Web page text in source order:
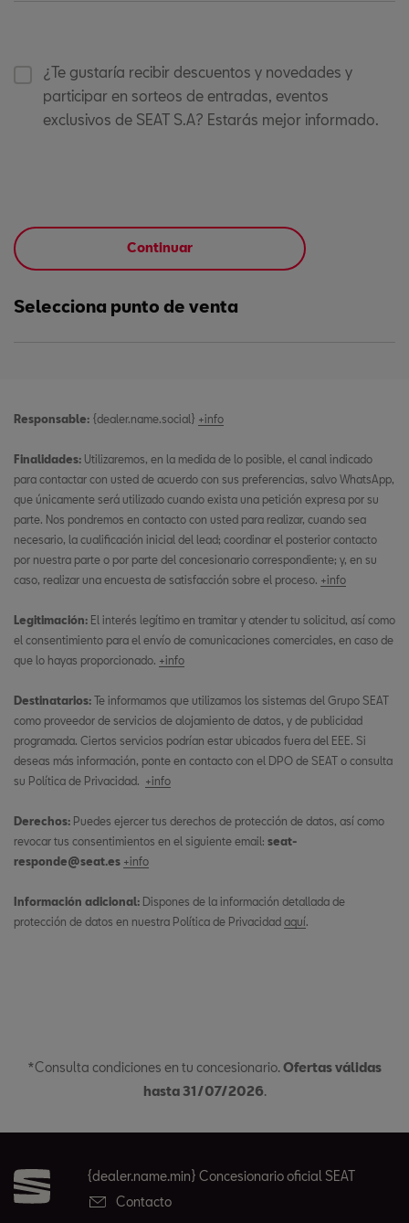
¿Te gustaría recibir descuentos y novedades y
participar en sorteos de entradas, eventos
exclusivos de SEAT S.A? Estarás mejor informado.
Continuar
Selecciona punto de venta
Responsable: {dealer.name.social} +info
Finalidades: Utilizaremos, en la medida de lo posible, el canal indicado
para contactar con usted de acuerdo con sus preferencias, salvo WhatsApp,
que únicamente será utilizado cuando exista una petición expresa por su
parte. Nos pondremos en contacto con usted para realizar, cuando sea
necesario, la cualificación inicial del lead; coordinar el posterior contacto
por nuestra parte o por parte del concesionario correspondiente; y, en su
caso, realizar una encuesta de satisfacción sobre el proceso. +info
Legitimación: El interés legítimo en tramitar y atender tu solicitud, así como
el consentimiento para el envío de comunicaciones comerciales, en caso de
que lo hayas proporcionado. +info
Destinatarios: Te informamos que utilizamos los sistemas del Grupo SEAT
como proveedor de servicios de alojamiento de datos, y de publicidad
programada. Ciertos servicios podrían estar ubicados fuera del EEE. Si
deseas más información, ponte en contacto con el DPO de SEAT o consulta
su Política de Privacidad. +info
Derechos: Puedes ejercer tus derechos de protección de datos, así como
revocar tus consentimientos en el siguiente email: seat-
responde@seat.es +info
Información adicional: Dispones de la información detallada de
protección de datos en nuestra Política de Privacidad aquí
*Consulta condiciones en tu concesionario.Ofertas válidas
hasta 31/07/2026.
{dealer.name.min} Concesionario oficial SEAT
Contacto